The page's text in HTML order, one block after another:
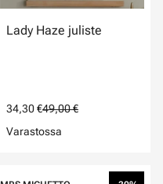
Lady Haze juliste
34,30 €49,00 €
Varastossa